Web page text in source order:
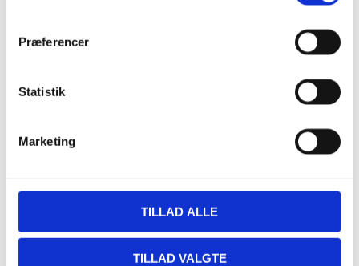
Præferencer
Statistik
Marketing
TILLAD ALLE
TILLAD VALGTE
Nakskov